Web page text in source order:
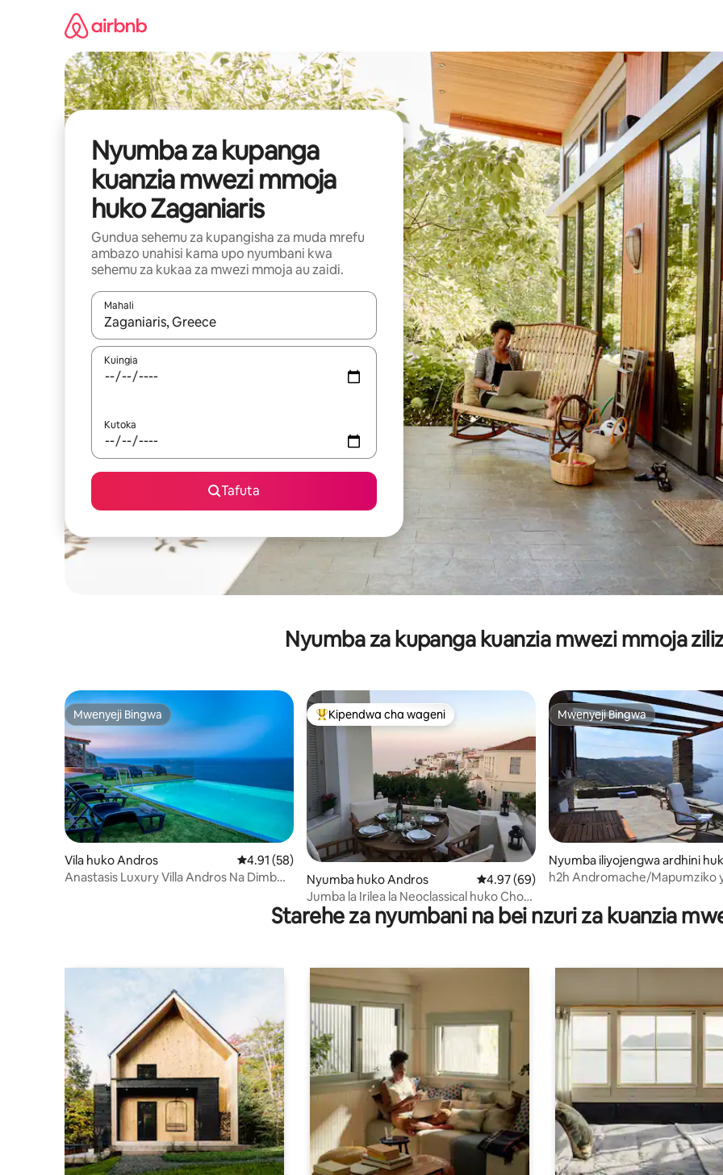
Nyumba za kupanga
kuanzia mwezi mmoja
huko Zaganiaris
Gundua sehemu za kupangisha za muda mrefu
ambazo unahisi kama upo nyumbani kwa
sehemu za kukaa za mwezi mmoja au zaidi.
Mahali
Wakati matokeo yanapatikana, vinjari kwa kutumia vitufe vya vishale vya juu na chini au uchunguze kwa kugusa au
Kuingia
Kutoka
Tafuta
Nyumba za kupanga kuanzia mwezi mmoja
Mwenyeji Bingwa
Mwenyeji Bingwa
Vila huko Andros Ukadiriaji wa wastani wa 4.91 kati ya 5, tathmini 58
4.91 (58)
Anastasis Luxury Villa Andros Na Dimbwi
Kipendwa maarufu cha wageni
Kipendwa cha wageni
Nyumba huko Andros Ukadiriaji wa wastani wa 4.97 kati ya 5,
4.97 (69)
Jumba la Irilea la Neoclassical huko Chora
Andros
Mwenyeji Bingwa
Mwenyeji Bingwa
Nyumba iliyojengwa ardhini
Zaganiaris
h2h Andromache/Mapumziko
4
Starehe za nyumbani na bei nzuri za kuanzia